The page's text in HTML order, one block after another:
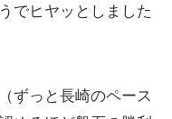
でヒヤッとしました
ずっと長崎のペース